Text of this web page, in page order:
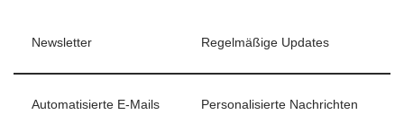
Newsletter Regelmäßige Updates
Automatisierte E-Mails Personalisierte Nachrichten